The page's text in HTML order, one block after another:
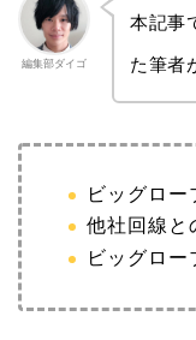
編集部ダイゴ
本記事
た筆者
ビッグロー
他社回線と
ビッグロー